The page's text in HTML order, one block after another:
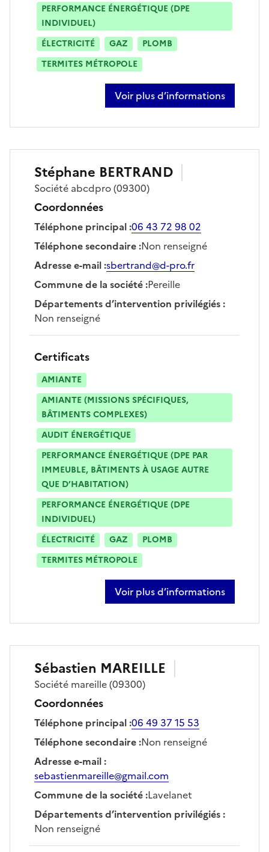
PERFORMANCE ÉNERGÉTIQUE (DPE
INDIVIDUEL)
ÉLECTRICITÉ
GAZ
PLOMB
TERMITES MÉTROPOLE
Voir plus d’informations
sur pierre-loup ainie
Stéphane BERTRAND
Société abcdpro(09300)
Coordonnées
Téléphone principal:06 43 72 98 02
Téléphone secondaire:Non renseigné
Adresse e-mail:sbertrand@d-pro.fr
Commune de la société:Pereille
Départements d’intervention privilégiés:
Non renseigné
Certificats
AMIANTE
AMIANTE (MISSIONS SPÉCIFIQUES,
BÂTIMENTS COMPLEXES)
AUDIT ÉNERGÉTIQUE
PERFORMANCE ÉNERGÉTIQUE (DPE PAR
IMMEUBLE, BÂTIMENTS À USAGE AUTRE
QUE D’HABITATION)
PERFORMANCE ÉNERGÉTIQUE (DPE
INDIVIDUEL)
ÉLECTRICITÉ
GAZ
PLOMB
TERMITES MÉTROPOLE
Voir plus d’informations
sur stéphane bertrand
Sébastien MAREILLE
Société mareille(09300)
Coordonnées
Téléphone principal:06 49 37 15 53
Téléphone secondaire:Non renseigné
Adresse e-mail:
sebastienmareille@gmail.com
Commune de la société:Lavelanet
Départements d’intervention privilégiés:
Non renseigné